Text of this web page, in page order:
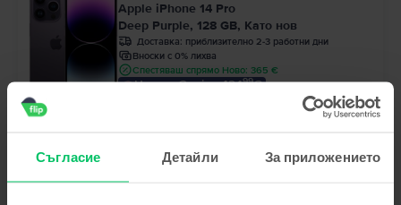
Съгласие Детайли За приложението
Apple iPhone 14 Pro
Deep Purple, 128 GB, Като нов
Доставка: приблизително 2-3 работни дни
Вноски с 0% лихва
Спестяваш спрямо Ново: 365 €
Цена с Genius 42499€
Apple iPhone 16 Pro